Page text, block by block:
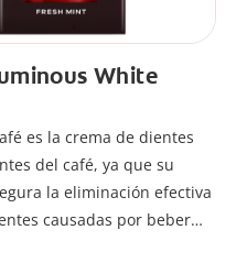
White
crema de dientes
del café, ya que su
la eliminación efectiva
causadas por beber